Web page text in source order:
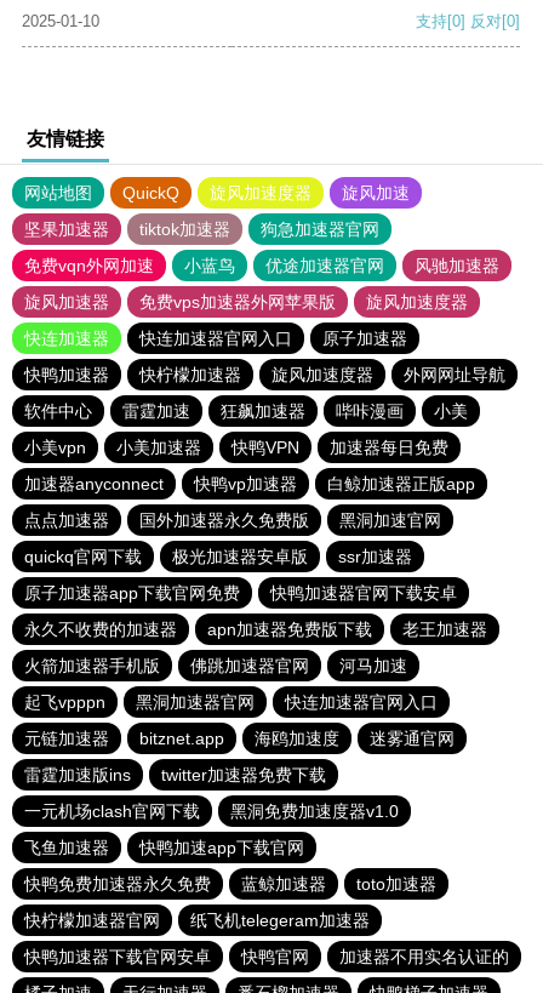
2025-01-10 支持[0] 反对[0]
友情链接
网站地图 QuickQ 旋风加速度器
旋风加速
坚果加速器
tiktok加速器
狗急加速器官网
免费vqn外网加速
小蓝鸟 优途加速器官网
风驰加速器
旋风加速器
免费vps加速器外网苹果版
旋风加速度器
快连加速器
快连加速器官网入口
原子加速器
快鸭加速器
快柠檬加速器 旋风加速度器
外网网址导航
软件中心
雷霆加速 狂飙加速器 哔咔漫画
小美
小美vpn
小美加速器 快鸭VPN
加速器每日免费
加速器anyconnect
快鸭vp加速器
白鲸加速器正版app
点点加速器
国外加速器永久免费版
黑洞加速官网
quickq官网下载
极光加速器安卓版
ssr加速器
原子加速器app下载官网免费
快鸭加速器官网下载安卓
永久不收费的加速器
apn加速器免费版下载
老王加速器
火箭加速器手机版
佛跳加速器官网
河马加速
起飞vpppn
黑洞加速器官网
快连加速器官网入口
元链加速器
bitznet.app 海鸥加速度
迷雾通官网
雷霆加速版ins
twitter加速器免费下载
一元机场clash官网下载
黑洞免费加速度器v1.0
飞鱼加速器
快鸭加速app下载官网
快鸭免费加速器永久免费
蓝鲸加速器
toto加速器
快柠檬加速器官网
纸飞机telegeram加速器
快鸭加速器下载官网安卓
快鸭官网
加速器不用实名认证的